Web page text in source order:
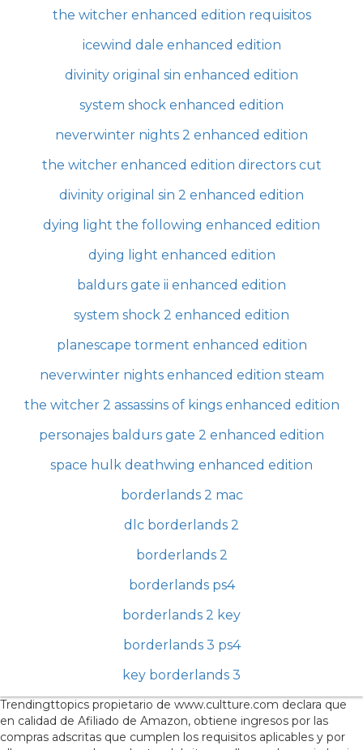
the witcher enhanced edition requisitos
icewind dale enhanced edition
divinity original sin enhanced edition
system shock enhanced edition
neverwinter nights 2 enhanced edition
the witcher enhanced edition directors cut
divinity original sin 2 enhanced edition
dying light the following enhanced edition
dying light enhanced edition
baldurs gate ii enhanced edition
system shock 2 enhanced edition
planescape torment enhanced edition
neverwinter nights enhanced edition steam
the witcher 2 assassins of kings enhanced edition
personajes baldurs gate 2 enhanced edition
space hulk deathwing enhanced edition
borderlands 2 mac
dlc borderlands 2
borderlands 2
borderlands ps4
borderlands 2 key
borderlands 3 ps4
key borderlands 3
Trendingttopics propietario de www.cultture.com declara que
en calidad de Afiliado de Amazon, obtiene ingresos por las
compras adscritas que cumplen los requisitos aplicables y por